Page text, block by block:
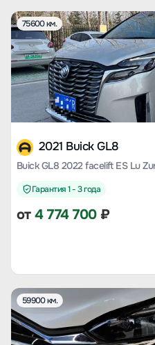
75600 км.
2021 Buick GL8
Buick GL8 2022 facelift ES Lu
Гарантия 1 - 3 года
от4 774 700₽
59900 км.